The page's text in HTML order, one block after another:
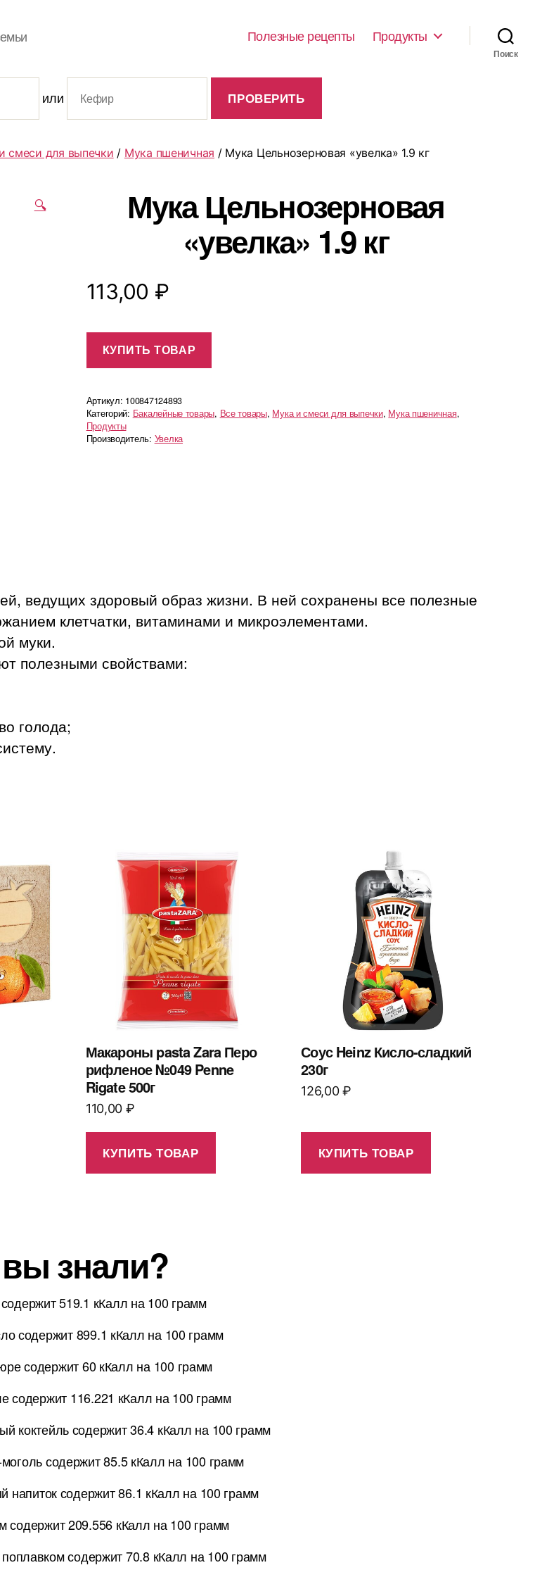
Полезные рецепты Продукты
Поиск
или
смеси для выпечки / Мука пшеничная / Мука Цельнозерновая «увелка» 1.9 кг
🔍 Мука Цельнозерновая
«увелка» 1.9 кг
113,00 ₽
КУПИТЬ ТОВАР
Артикул: 100847124893
Категорий: Бакалейные товары, Все товары, Мука и смеси для выпечки, Мука пшеничная,
Продукты
Производитель: Увелка
ведущих здоровый образ жизни. В ней сохранены все полезные
клетчатки, витаминами и микроэлементами.
муки.
полезными свойствами:
голода;
Макароны pasta Zara Перо
рифленое №049 Penne
Rigate 500г
110,00 ₽
КУПИТЬ ТОВАР
Соус Heinz Кисло-сладкий
230г
126,00₽
КУПИТЬ ТОВАР
знали?
519.1 кКалл на 100 грамм
содержит 899.1 кКалл на 100 грамм
содержит 60 кКалл на 100 грамм
содержит 116.221 кКалл на 100 грамм
коктейль содержит 36.4 кКалл на 100 грамм
содержит 85.5 кКалл на 100 грамм
напиток содержит 86.1 кКалл на 100 грамм
содержит 209.556 кКалл на 100 грамм
содержит 70.8 кКалл на 100 грамм